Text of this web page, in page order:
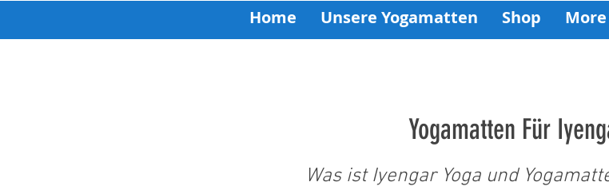
Home Unsere Yogamatten Shop More
Yogamatten Für
Was ist Iyengar Yoga und